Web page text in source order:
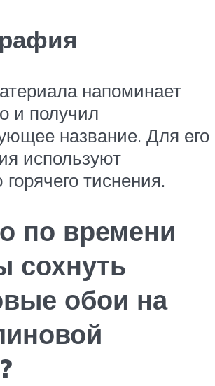
напоминает
и получил
название. Для его
используют
тиснения.
по времени
сохнуть
обои на